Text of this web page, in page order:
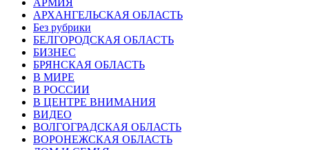
АРХАНГЕЛЬСКАЯ ОБЛАСТЬ
Без рубрики
БЕЛГОРОДСКАЯ ОБЛАСТЬ
БИЗНЕС
БРЯНСКАЯ ОБЛАСТЬ
В МИРЕ
В РОССИИ
В ЦЕНТРЕ ВНИМАНИЯ
ВИДЕО
ВОЛГОГРАДСКАЯ ОБЛАСТЬ
ВОРОНЕЖСКАЯ ОБЛАСТЬ